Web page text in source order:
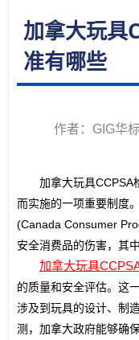
加拿大玩具
准有哪些
作者：GIG华
加拿大玩具CCPSA
而实施的一项重要制度
(Canada Consumer
安全消费品的伤害，其
加拿大玩具
的质量和安全评估。这
涉及到玩具的设计、制
测，加拿大政府能够确